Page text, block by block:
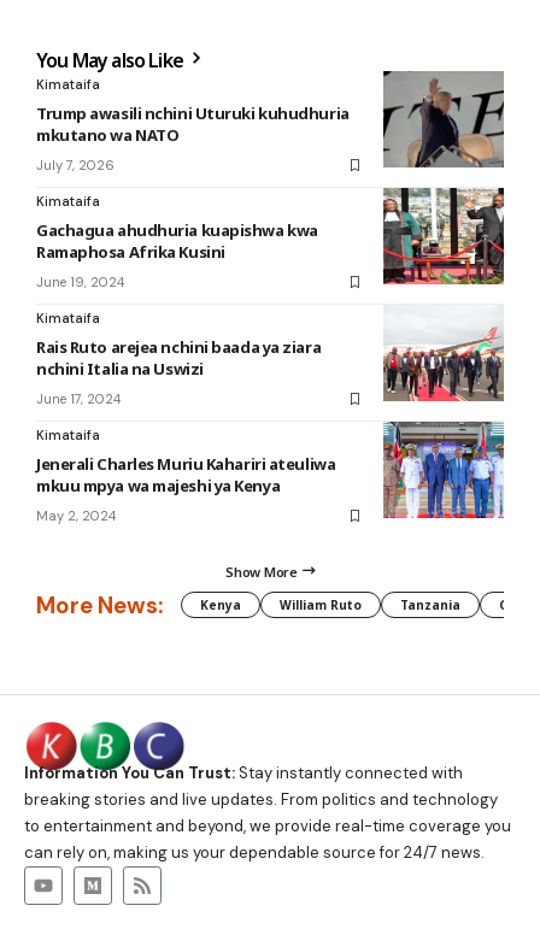
You May also Like
Kimataifa
Trump awasili nchini Uturuki kuhudhuria
mkutano wa NATO
July 7, 2026
Kimataifa
Gachagua ahudhuria kuapishwa kwa
Ramaphosa Afrika Kusini
June 19, 2024
Kimataifa
Rais Ruto arejea nchini baada ya ziara
nchini Italia na Uswizi
June 17, 2024
Kimataifa
Jenerali Charles Muriu Kahariri ateuliwa
mkuu mpya wa majeshi ya Kenya
May 2, 2024
Show More
More News: Kenya William Ruto Tanzania CAF
Information You Can Trust:Stay instantly connected with
breaking stories and live updates. From politics and technology
to entertainment and beyond, we provide real-time coverage you
can rely on, making us your dependable source for 24/7 news.